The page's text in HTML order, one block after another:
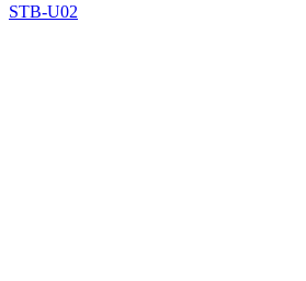
STB-U02